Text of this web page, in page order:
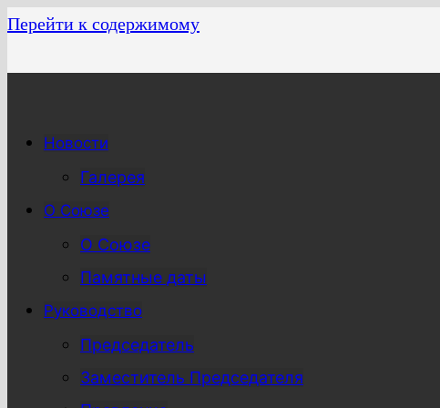
Перейти к содержимому
Новости
Галерея
О Союзе
О Союзе
Памятные даты
Руководство
Председатель
Заместитель Председателя